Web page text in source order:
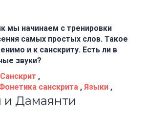
мы начинаем с тренировки
самых простых слов. Такое
и к санскриту. Есть ли в
звуки?
Санскрит ,
санскрита , Языки ,
и Дамаянти